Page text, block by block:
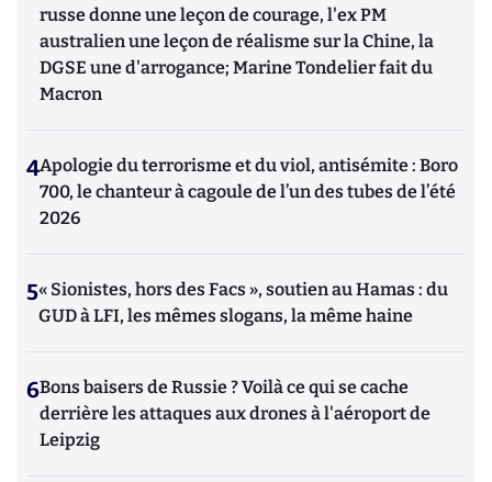
russe donne une leçon de courage, l'ex PM
australien une leçon de réalisme sur la Chine, la
DGSE une d'arrogance; Marine Tondelier fait du
Macron
4Apologie du terrorisme et du viol, antisémite : Boro
700, le chanteur à cagoule de l’un des tubes de l’été
2026
5« Sionistes, hors des Facs », soutien au Hamas : du
GUD à LFI, les mêmes slogans, la même haine
6Bons baisers de Russie ? Voilà ce qui se cache
derrière les attaques aux drones à l'aéroport de
Leipzig